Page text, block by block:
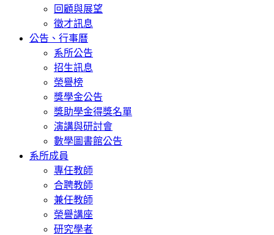
回顧與展望
徵才訊息
公告、行事曆
系所公告
招生訊息
榮譽榜
獎學金公告
獎助學金得獎名單
演講與研討會
數學圖書館公告
系所成員
專任教師
合聘教師
兼任教師
榮譽講座
研究學者